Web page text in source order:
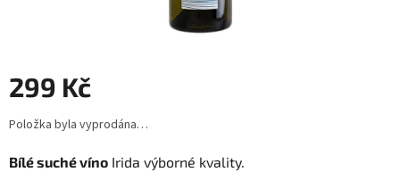
299 Kč
Měrná
cena:
Položka byla vyprodána…
Bílé suché víno Irida výborné kvality.